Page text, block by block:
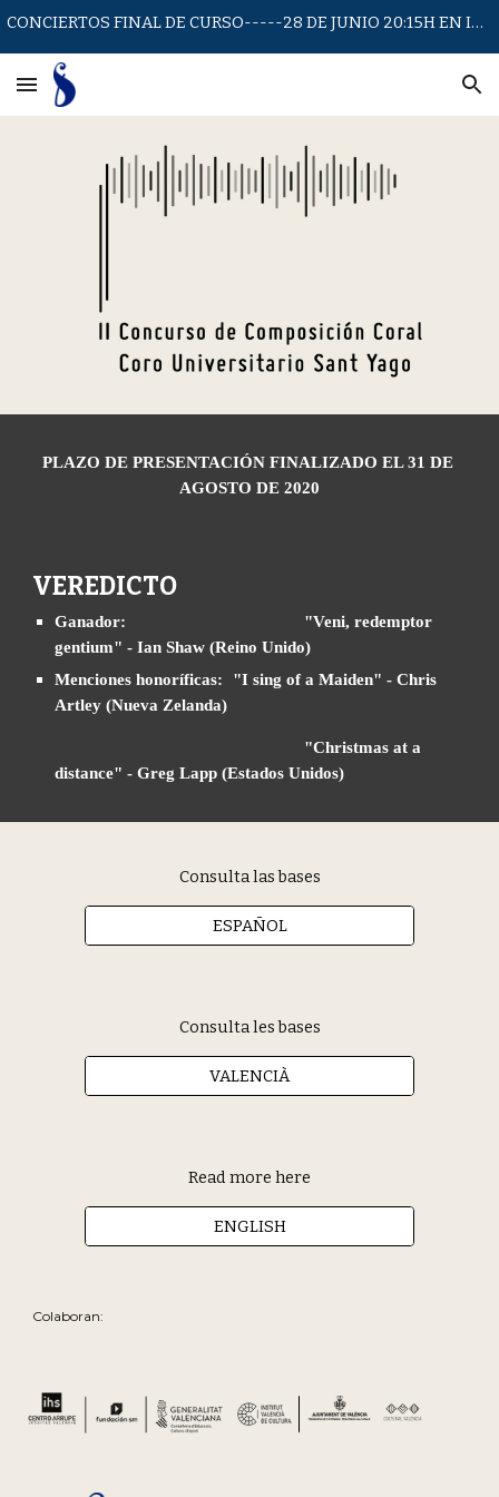
CONCIERTOS FINAL DE CURSO-----28 DE JUNIO 20:15H EN IGLESIA SAN JUAN DE LA CRUZ
PLAZO DE PRESENTACIÓN FINALIZADO EL 31 DE
AGOSTO DE 2020
VEREDICTO
Ganador:
"Veni, redemptor
gentium" - Ian Shaw (Reino Unido)
Menciones honoríficas:
"I sing of a Maiden" - Chris
Artley (Nueva Zelanda)
"Christmas at a
distance" - Greg Lapp (Estados Unidos)
Consulta las bases
ESPAÑOL
Consulta les bases
VALENCIÀ
Read more here
ENGLISH
Colaboran: